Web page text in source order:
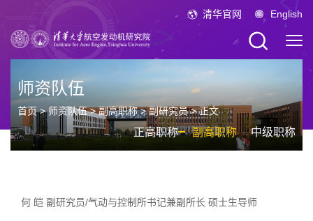
清华官网 English
师资队伍
首页>师资队伍>副高职称>副研究员> 正文
正高职称 副高职称 中级职称
何 皑 副研究员/气动与控制所书记兼副所长 硕士生导师